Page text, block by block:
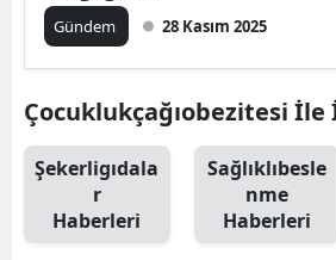
Gündem 28 Kasım 2025
Çocuklukçağıobezitesi
Şekerligıdala
r
Haberleri
Sağlıklıbesle
nme
Haberleri